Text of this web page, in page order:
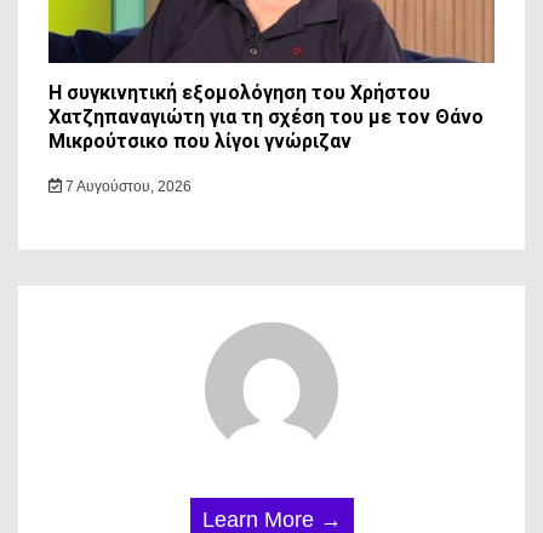
Η συγκινητική εξομολόγηση του Χρήστου
Χατζηπαναγιώτη για τη σχέση του με τον Θάνο
Μικρούτσικο που λίγοι γνώριζαν
7 Αυγούστου, 2026
Learn More →